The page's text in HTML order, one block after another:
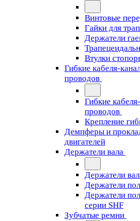
Винтовые
Гайки для
Держатели
Втулки
Гибкие кабеля-
проводов
Гибкие
проводов
Крепление
Демпферы и
двигателей
Держатели вала
Держатели
Держатели
Держатели
серии SHF
Зубчатые ремни